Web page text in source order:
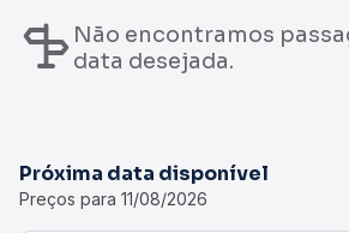
Não encontramos
data desejada.
Próxima data disponível
Preços para 11/08/2026